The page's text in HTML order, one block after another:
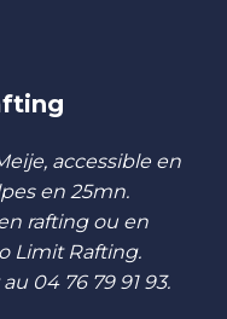
accessible en
en 25mn.
rafting ou en
Limit Rafting.
04 76 79 91 93.